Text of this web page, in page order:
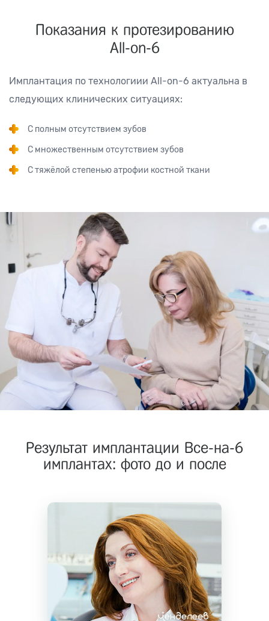
Показания к протезированию
All-on-6
Имплантация по технологиии All-on-6 актуальна в
следующих клинических ситуациях:
С полным отсутствием зубов
С множественным отсутствием зубов
С тяжёлой степенью атрофии костной ткани
Результат имплантации Все-на-6
имплантах: фото до и после